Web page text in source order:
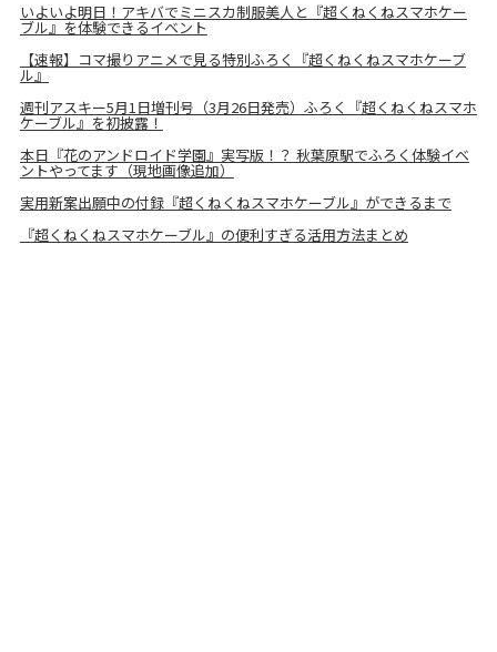
いよいよ明日！アキバでミニスカ制服美人と『超くねくねスマホケー
ブル』を体験できるイベント
【速報】コマ撮りアニメで見る特別ふろく『超くねくねスマホケーブ
ル』
週刊アスキー5月1日増刊号（3月26日発売）ふろく『超くねくねスマホ
ケーブル』を初披露！
本日『花のアンドロイド学園』実写版！？ 秋葉原駅でふろく体験イベ
ントやってます（現地画像追加）
実用新案出願中の付録『超くねくねスマホケーブル』ができるまで
『超くねくねスマホケーブル』の便利すぎる活用方法まとめ